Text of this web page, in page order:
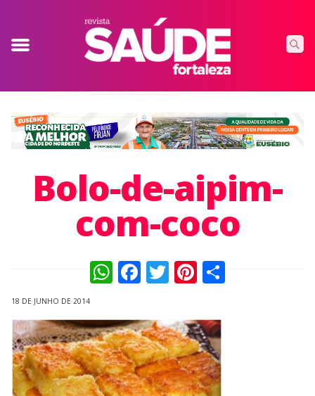
Bolo-de-aipim-
com-coco
WhatsApp
Facebook
TwitterPinterest
18 DE JUNHO DE 2014